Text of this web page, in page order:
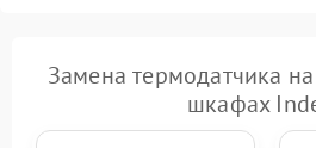
Замена термодатчика
шкафах